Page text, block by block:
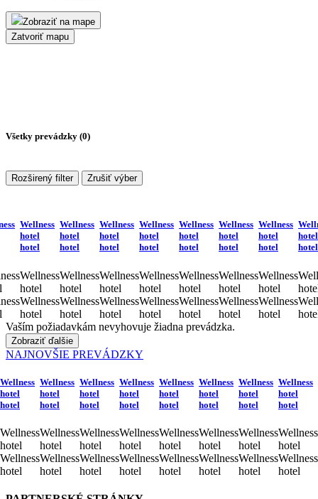
Zobraziť na mape
Zatvoriť mapu
Všetky prevádzky (0)
Rozširený filter Zrušiť výber
Wellness
hotel
hotel
Wellness
hotel
Wellness
hotel
Wellness
hotel
hotel
Wellness
hotel
Wellness
hotel
Wellness
hotel
hotel
Wellness
hotel
Wellness
hotel
Wellness
hotel
hotel
Wellness
hotel
Wellness
hotel
Wellness
hotel
hotel
Wellness
hotel
Wellness
hotel
Wellness
hotel
hotel
Wellness
hotel
Wellness
hotel
Wellness
hotel
hotel
Wellness
hotel
Wellness
hotel
hotel
hotel
Vaším požiadavkám nevyhovuje žiadna prevádzka.
Zobraziť ďalšie
NAJNOVŠIE PREVÁDZKY
Wellness
hotel
hotel
Wellness
hotel
Wellness
hotel
Wellness
hotel
hotel
Wellness
hotel
Wellness
hotel
Wellness
hotel
hotel
Wellness
hotel
Wellness
hotel
Wellness
hotel
hotel
Wellness
hotel
Wellness
hotel
Wellness
hotel
hotel
Wellness
hotel
Wellness
hotel
Wellness
hotel
hotel
Wellness
hotel
Wellness
hotel
Wellness
hotel
hotel
Wellness
hotel
Wellness
hotel
Wellness
hotel
hotel
Wellness
hotel
Wellness
hotel